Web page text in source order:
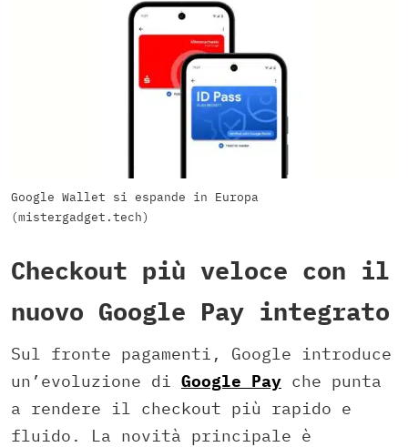
Google Wallet si espande in Europa
(mistergadget.tech)
Checkout più veloce con il
nuovo Google Pay integrato
Sul fronte pagamenti, Google introduce
un’evoluzione di Google Pay che punta
a rendere il checkout più rapido e
fluido. La novità principale è